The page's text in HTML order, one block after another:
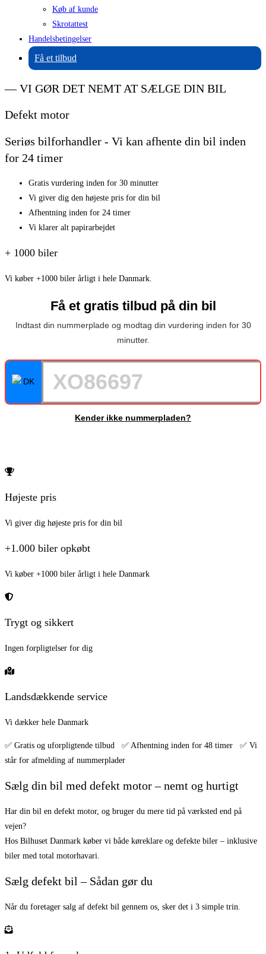
Køb af kunde
Skrotattest
Handelsbetingelser
Få et tilbud
— VI GØR DET NEMT AT SÆLGE DIN BIL
Defekt motor
Seriøs bilforhandler - Vi kan afhente din bil inden
for 24 timer
Gratis vurdering inden for 30 minutter
Vi giver dig den højeste pris for din bil
Afhentning inden for 24 timer
Vi klarer alt papirarbejdet
+ 1000 biler
Vi køber +1000 biler årligt i hele Danmark.
Få et gratis tilbud på din bil
Indtast din nummerplade og modtag din vurdering inden for 30
minutter.
Kender ikke nummerpladen?
Højeste pris
Vi giver dig højeste pris for din bil
+1.000 biler opkøbt
Vi køber +1000 biler årligt i hele Danmark
Trygt og sikkert
Ingen forpligtelser for dig
Landsdækkende service
Vi dækker hele Danmark
✅ Gratis og uforpligtende tilbud ✅ Afhentning inden for 48 timer ✅ Vi
står for afmelding af nummerplader
Sælg din bil med defekt motor – nemt og hurtigt
Har din bil en defekt motor, og bruger du mere tid på værksted end på
vejen?
Hos Bilhuset Danmark køber vi både køreklare og defekte biler – inklusive
biler med total motorhavari.
Sælg defekt bil – Sådan gør du
Når du foretager salg af defekt bil gennem os, sker det i 3 simple trin.